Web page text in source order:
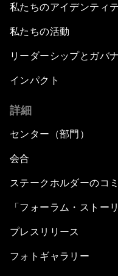
私たちのアイデンティ
私たちの活動
リーダーシップとガバ
インパクト
詳細
センター（部門）
会合
ステークホルダーのコ
「フォーラム・ストーリ
プレスリリース
フォトギャラリー